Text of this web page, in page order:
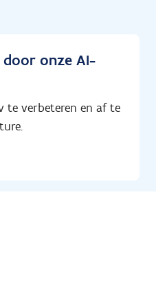
door onze AI-
te verbeteren en af te